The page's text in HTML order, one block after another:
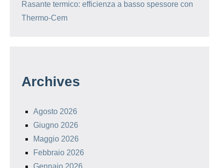
Rasante termico: efficienza a basso spessore con
Thermo-Cem
Archives
Agosto 2026
Giugno 2026
Maggio 2026
Febbraio 2026